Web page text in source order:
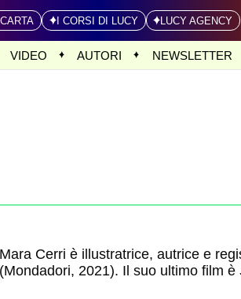
I CORSI DI LUCY LUCY AGENCY
VIDEO AUTORI NEWSLETTER
Mara Cerri è illustratrice, autrice e
(Mondadori, 2021). Il suo ultimo film è